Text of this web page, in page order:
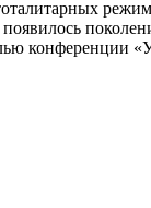
конференции